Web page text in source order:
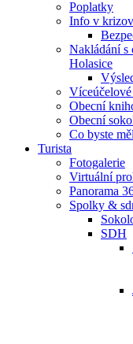
Poplatky
Info v
Nakládání s
Holasice
Obecní
Obecní
Co byste
Turista
Fotogalerie
Virtuální
Panorama
Spolky &
SDH